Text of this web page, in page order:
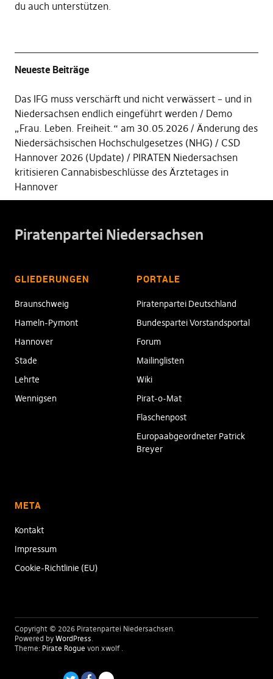
du auch unterstützen.
Neueste Beiträge
Das IFG muss verschärft und nicht verwässert – und in
Niedersachsen endlich eingeführt werden
Demo
„Frau. Leben. Freiheit.“ am 30.05.2026
Änderung des
Niedersächsischen Hochschulgesetzes (NHG)
CSD
Hannover 2026 (Update)
PIRATEN Niedersachsen
kritisieren Cannabisbeschlüsse des Ärztetages in
Hannover
Piratenpartei Niedersachsen
GLIEDERUNGEN
Braunschweig
Hameln-Pymont
Hannover
Stade
Lehrte
Wennigsen
PORTALE
Piratenpartei Deutschland
Bundespartei Vorstandsportal
Forum
Mailinglisten
Wiki
Pirat-o-Mat
Flaschenpost
Europaabgeordneter Patrick
Breyer
META
Kontakt
Impressum
Cookie-Richtlinie (EU)
Copyright © 2026 Piratenpartei Niedersachsen
Powered by WordPress
Theme: Pirate Rogue von xwolf